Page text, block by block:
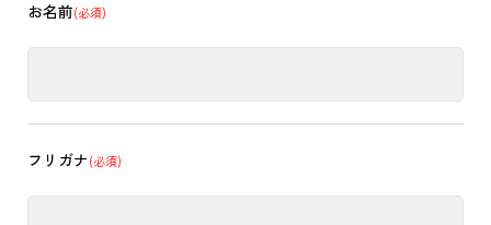
お名前(必須)
フリガナ(必須)